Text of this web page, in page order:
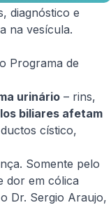
diagnóstico e
na vesícula.
Programa de
urinário – rins,
biliares afetam
cístico,
Somente pelo
dor em cólica
Dr. Sergio Araujo,